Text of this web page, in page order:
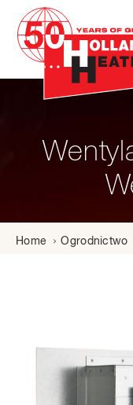
Home Ogrodnictwo